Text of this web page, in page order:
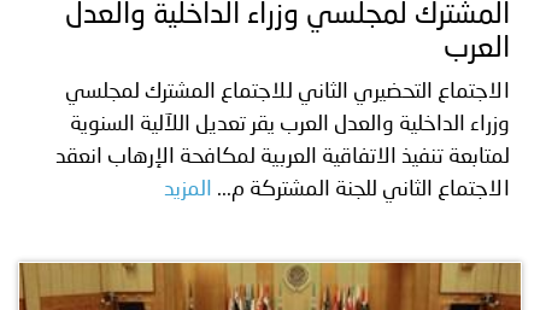
المشترك لمجلسي وزراء الداخلية والعدل
العرب
الاجتماع التحضيري الثاني للاجتماع المشترك لمجلسي
وزراء الداخلية والعدل العرب يقر تعديل اللآلية السنوية
لمتابعة تنفيذ الاتفاقية العربية لمكافحة الإرهاب انعقد
الاجتماع الثاني للجنة المشتركة م...
المزيد